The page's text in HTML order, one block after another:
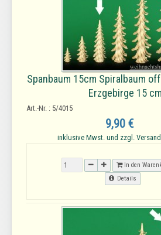
Spanbaum 15cm Spiralbaum
Erzgebirge 15 cm
Art.-Nr. : 5/4015
9,90 €
inklusive Mwst. und zzgl.
In den
Details